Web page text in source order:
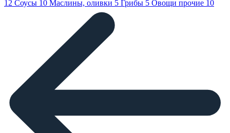
12 Соусы 10 Маслины, оливки 5 Грибы 5 Овощи прочие 10